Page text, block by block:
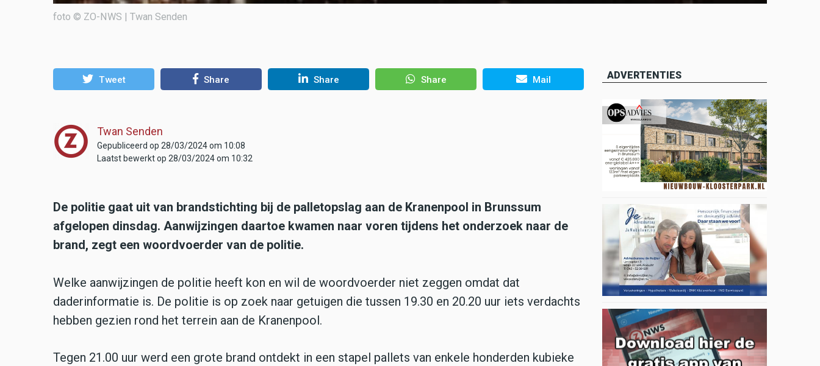
foto © ZO-NWS | Twan Senden
Tweet Share Share Share Mail
Twan Senden
Gepubliceerd op 28/03/2024 om 10:08
Laatst bewerkt op 28/03/2024 om 10:32
De politie gaat uit van brandstichting bij de palletopslag aan de Kranenpool in Brunssum
afgelopen dinsdag. Aanwijzingen daartoe kwamen naar voren tijdens het onderzoek naar de
brand, zegt een woordvoerder van de politie.
Welke aanwijzingen de politie heeft kon en wil de woordvoerder niet zeggen omdat dat
daderinformatie is. De politie is op zoek naar getuigen die tussen 19.30 en 20.20 uur iets verdachts
hebben gezien rond het terrein aan de Kranenpool.
Tegen 21.00 uur werd een grote brand ontdekt in een stapel pallets van enkele honderden kubieke
ADVERTENTIES